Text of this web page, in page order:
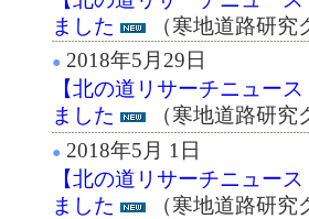
ました
（寒地道路研究
● 2018年5月29日
【北の道リサーチニュー
ました
（寒地道路研究
● 2018年5月 1日
【北の道リサーチニュー
ました
（寒地道路研究